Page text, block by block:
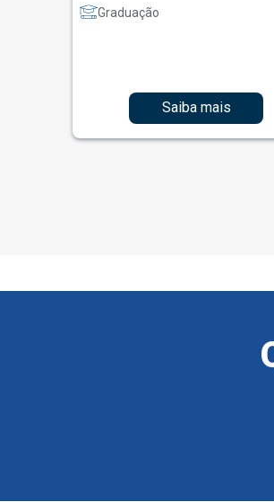
Graduação
Saiba mais